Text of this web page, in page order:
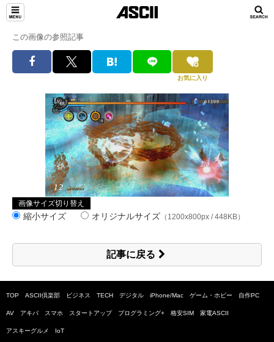
この画像の参照記事
お気に入り
画像サイズ切り替え
縮小サイズ オリジナルサイズ （1200x800px / 448KB）
記事に戻る
TOP ASCII倶楽部 ビジネス TECH デジタル iPhone/Mac ゲーム・ホビー 自作PC
AV アキバ スマホ スタートアップ プログラミング+ 格安SIM 家電ASCII
アスキーグルメ IoT